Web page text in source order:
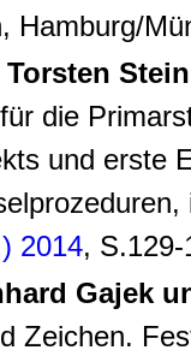
Hamburg/
die
und erste
2014, S.129-
Gajek
Zeichen.